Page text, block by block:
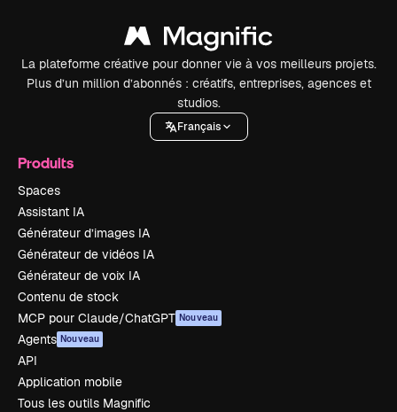
La plateforme créative pour donner vie à vos meilleurs projets.
Plus d’un million d’abonnés : créatifs, entreprises, agences et
studios.
Français
Produits
Spaces
Assistant IA
Générateur d’images IA
Générateur de vidéos IA
Générateur de voix IA
Contenu de stock
MCP pour Claude/ChatGPT Nouveau
Agents Nouveau
API
Application mobile
Tous les outils Magnific